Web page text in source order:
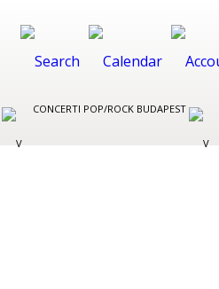
CONCERTI POP/ROCK BUDAPEST